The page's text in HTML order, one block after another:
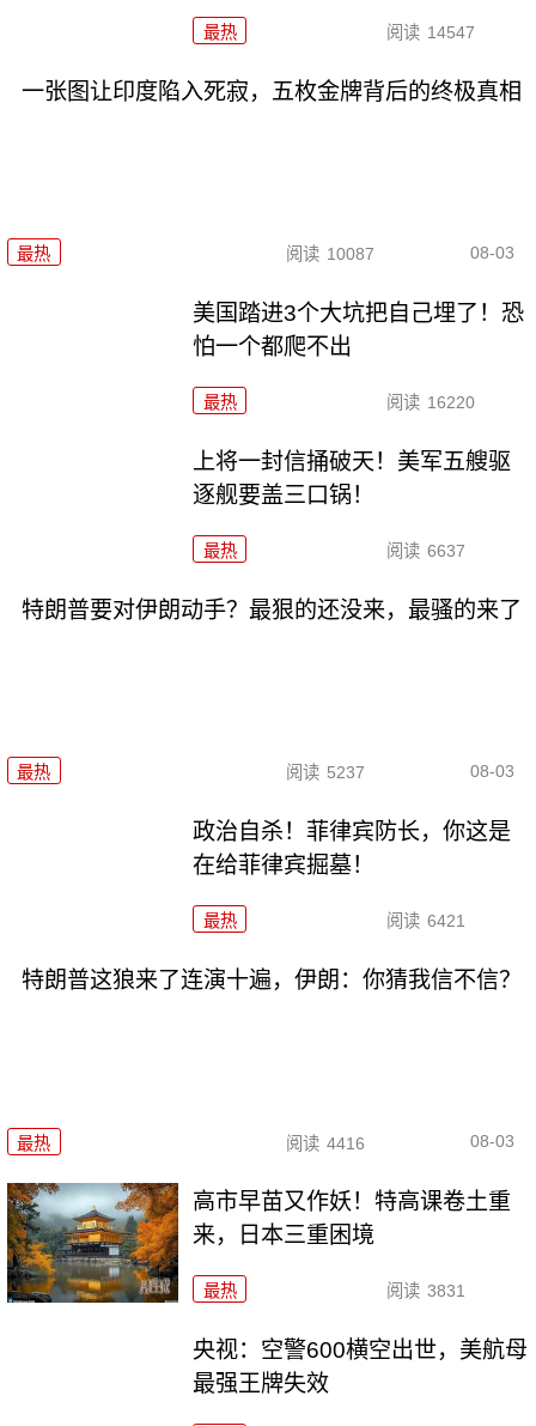
最热 阅读 14547
一张图让印度陷入死寂，五枚金牌背后的终极真相
最热 阅读 10087 08-03
美国踏进3个大坑把自己埋了！恐
怕一个都爬不出
最热 阅读 16220
上将一封信捅破天！美军五艘驱
逐舰要盖三口锅！
最热 阅读 6637
特朗普要对伊朗动手？最狠的还没来，最骚的来了
最热 阅读 5237 08-03
政治自杀！菲律宾防长，你这是
在给菲律宾掘墓！
最热 阅读 6421
特朗普这狼来了连演十遍，伊朗：你猜我信不信？
最热 阅读 4416 08-03
高市早苗又作妖！特高课卷土重
来，日本三重困境
最热 阅读 3831
央视：空警600横空出世，美航母
最强王牌失效